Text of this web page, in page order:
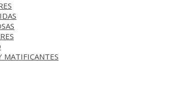
MATIFICANTES